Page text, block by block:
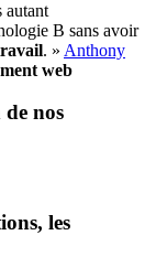
autant
B sans avoir
. » Anthony
web
nos
les